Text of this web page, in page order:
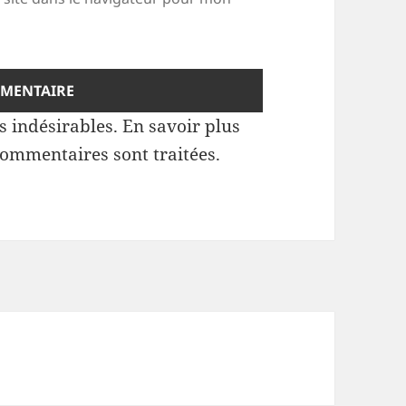
indésirables.En savoir plus
sont traitées.